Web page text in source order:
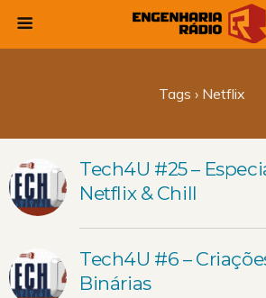
Tags › Netflix
Tech4U #25 –
Netflix & Chill
Tech4U #6 –
Binárias